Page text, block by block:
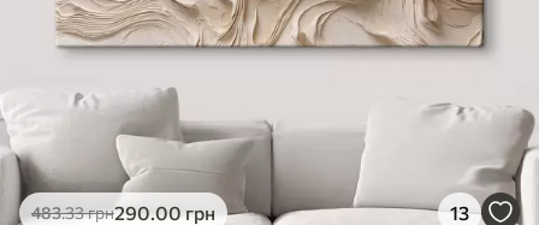
483.33грн290.00 грн 13